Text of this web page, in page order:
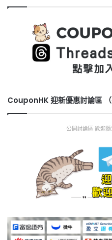
CouponHK 迎新優惠討論區 （
公開討論區 歡迎